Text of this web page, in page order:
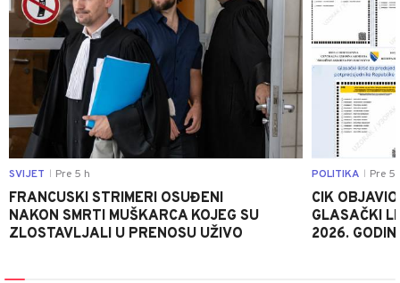
SVIJET Pre 5 h
FRANCUSKI STRIMERI OSUĐENI
NAKON SMRTI MUŠKARCA KOJEG SU
ZLOSTAVLJALI U PRENOSU UŽIVO
POLITIKA Pre 5
CIK
GLASAČKI
2026.